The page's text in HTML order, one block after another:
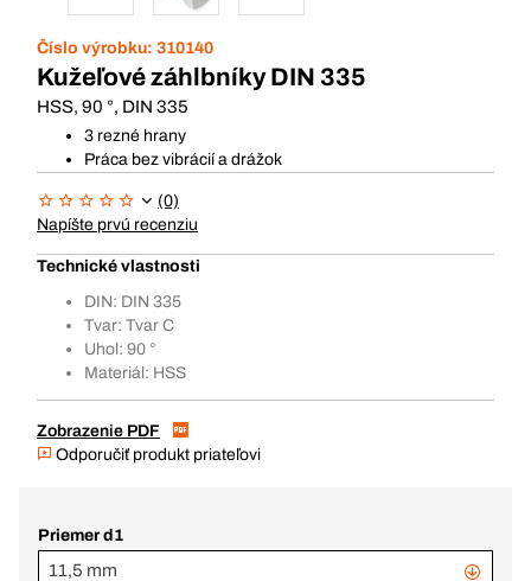
Číslo výrobku: 310140
Kužeľové záhlbníky DIN 335
HSS, 90 °, DIN 335
3 rezné hrany
Práca bez vibrácií a drážok
(0)
Napíšte prvú recenziu
Technické vlastnosti
DIN: DIN 335
Tvar: Tvar C
Uhol: 90 °
Materiál: HSS
Zobrazenie PDF
Odporučiť produkt priateľovi
Priemer d1
11,5 mm